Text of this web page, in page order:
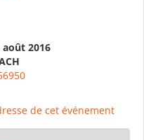
2016
de cet événement